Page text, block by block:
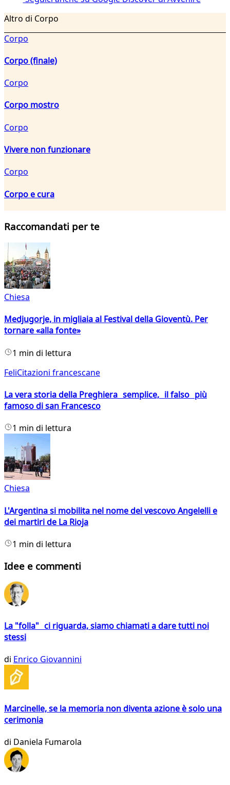
Altro di Corpo
Corpo
Corpo (finale)
Corpo
Corpo mostro
Corpo
Vivere non funzionare
Corpo
Corpo e cura
Raccomandati per te
Chiesa
Medjugorje, in migliaia al Festival della Gioventù. Per
tornare «alla fonte»
1 min di lettura
FeliCitazioni francescane
La vera storia della Preghiera semplice, il falso più
famoso di san Francesco
1 min di lettura
Chiesa
L'Argentina si mobilita nel nome del vescovo Angelelli e
dei martiri de La Rioja
1 min di lettura
Idee e commenti
La "folla" ci riguarda, siamo chiamati a dare tutti noi
stessi
di Enrico Giovannini
Marcinelle, se la memoria non diventa azione è solo una
cerimonia
di Daniela Fumarola